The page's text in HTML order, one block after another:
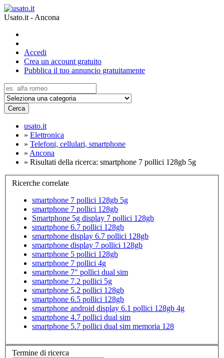
Usato.it - Ancona
Accedi
Crea un account gratuito
Pubblica il tuo annuncio gratuitamente
Cerca
usato.it
» Elettronica
» Telefoni, cellulari, smartphone
» Ancona
» Risultati della ricerca: smartphone 7 pollici 128gb 5g
Ricerche correlate
smartphone 7 pollici 128gb 5g
smartphone 7 pollici 128gb
Smartphone 5g display 7 pollici 128gb
smartphone 6.7 pollici 128gb
smartphone display 6.7 pollici 128gb
smartphone display 7 pollici 128gb
smartphone 5 pollici 128gb
smartphone 7 pollici 4g
smartphone 7" pollici dual sim
smartphone 7.2 pollici 5g
smartphone 5.2 pollici 128gb
smartphone 6.5 pollici 128gb
smartphone android display 6.1 pollici 128gb 4g
smartphone 4.7 pollici dual sim
smartphone 5.7 pollici dual sim memoria 128
Termine di ricerca